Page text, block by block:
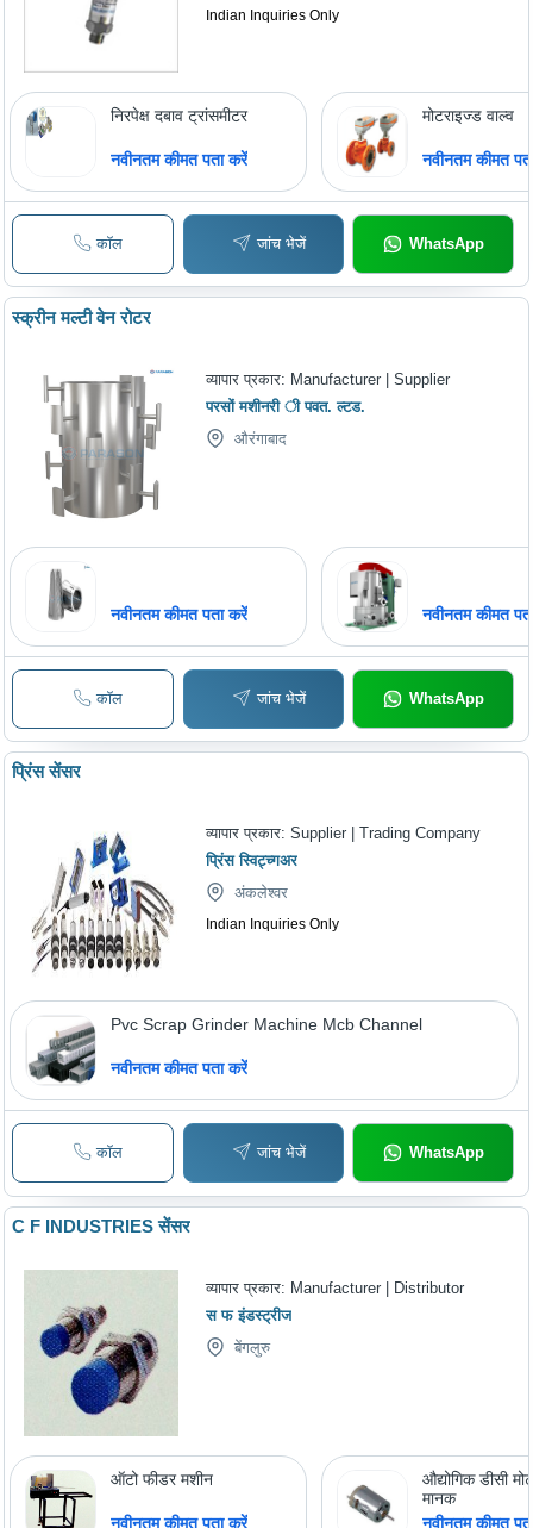
Indian Inquiries Only
निरपेक्ष दबाव ट्रांसमीटर
नवीनतम कीमत पता करें
मोटराइज्ड वाल्व
नवीनतम कीमत
कॉल जांच भेजें WhatsApp
स्क्रीन मल्टी वेन रोटर
व्यापार प्रकार: Manufacturer | Supplier
परसों मशीनरी ी पवत. ल्टड.
औरंगाबाद
नवीनतम कीमत पता करें नवीनतम कीमत
कॉल जांच भेजें WhatsApp
प्रिंस सेंसर
व्यापार प्रकार:Supplier | Trading Company
प्रिंस स्विट्च्गअर
अंकलेश्वर
Indian Inquiries Only
Pvc Scrap Grinder Machine Mcb Channel
नवीनतम कीमत पता करें
कॉल जांच भेजें WhatsApp
C F INDUSTRIES सेंसर
व्यापार प्रकार: Manufacturer | Distributor
स फ इंडस्ट्रीज
बेंगलुरु
ऑटो फीडर मशीन
नवीनतम कीमत पता करें
औद्योगिक डीसी
मानक
नवीनतम कीमत